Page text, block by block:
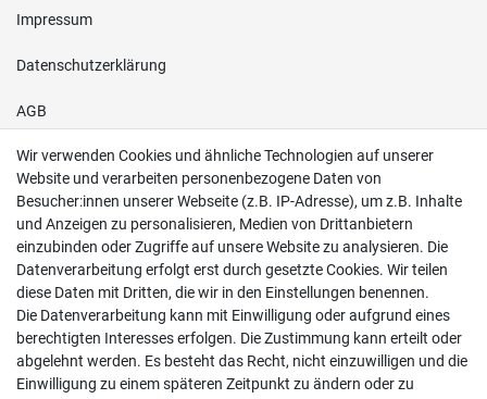
Impressum
Daten­schutz­erklärung
AGB
Shop
Kontakt
Versand & Zahlung
Widerrufs­recht
Widerruf erklären
Wir verwenden Cookies und ähnliche Technologien auf unserer
Website und verarbeiten personenbezogene Daten von
Besucher:innen unserer Webseite (z.B. IP-Adresse), um z.B. Inhalte
und Anzeigen zu personalisieren, Medien von Drittanbietern
einzubinden oder Zugriffe auf unsere Website zu analysieren. Die
Datenverarbeitung erfolgt erst durch gesetzte Cookies. Wir teilen
diese Daten mit Dritten, die wir in den Einstellungen benennen.
Die Datenverarbeitung kann mit Einwilligung oder aufgrund eines
berechtigten Interesses erfolgen. Die Zustimmung kann erteilt oder
abgelehnt werden. Es besteht das Recht, nicht einzuwilligen und die
Einwilligung zu einem späteren Zeitpunkt zu ändern oder zu